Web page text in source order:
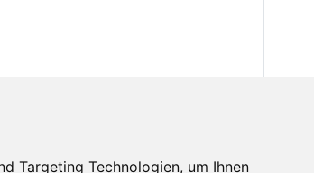
Targeting Technologien, um Ihnen